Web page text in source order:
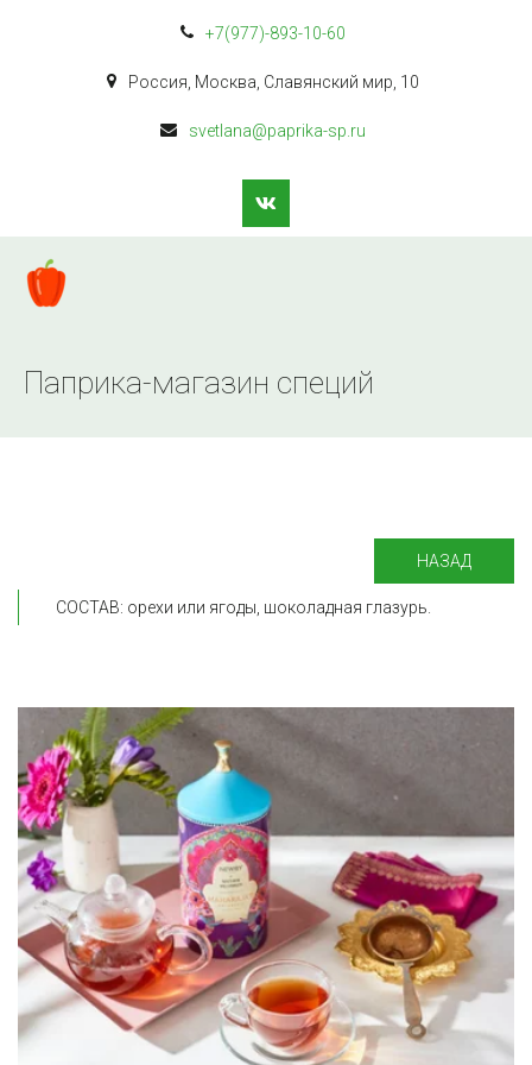
+7(977)-893-10-60
Россия Москва Славянский мир 10
svetlana@paprika-sp.ru
Паприка-магазин специй
НАЗАД
СОСТАВ: орехи или ягоды, шоколадная глазурь.